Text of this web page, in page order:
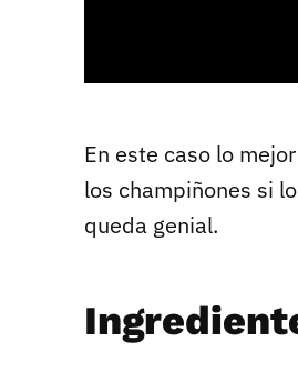
En este caso lo
los champiñones si
queda genial.